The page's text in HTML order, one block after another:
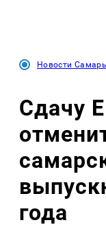
Новости
Сдачу
года